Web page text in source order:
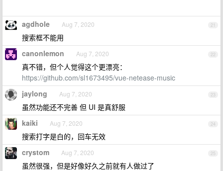
21
agdhole Aug 7, 2020
搜索框不能用
22
canonlemon Aug 7, 2020
真不错，但个人觉得这个更漂亮：
https://github.com/sl1673495/vue-netease-music
23
jaylong Aug 7, 2020
虽然功能还不完善 但 UI 是真舒服
24
kaiki Aug 7, 2020
搜索打字是白的，回车无效
25
crystom Aug 7, 2020
虽然很强，但是好像好久之前就有人做过了